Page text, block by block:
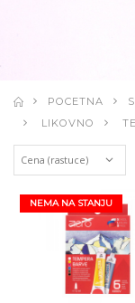
POCETNA
LIKOVNO
NEMA NA STANJU